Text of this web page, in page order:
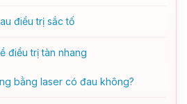
điều trị sắc tố
điều trị tàn nhang
bằng laser có đau không?